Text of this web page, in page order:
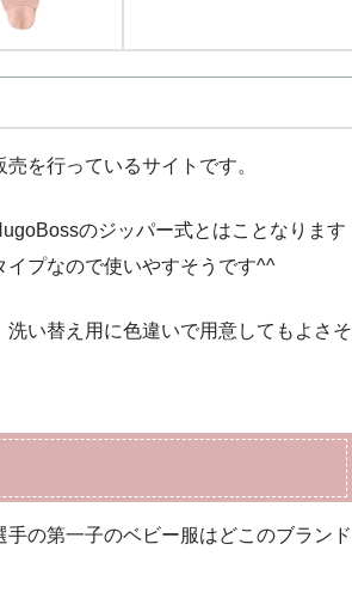
を行っているサイトです。
のジッパー式とはことなります
イプなので使いやすそうです^^
洗い替え用に色違いで用意してもよさそ
手の第一子のベビー服はどこのブランド